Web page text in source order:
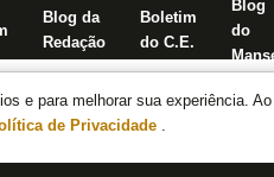
e para melhorar sua experiência.
de Privacidade .
Blog da
Redação
Boletim
do C.E.
Blog
do